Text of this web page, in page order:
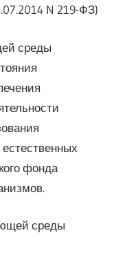
N 219-ФЗ)
среды
фонда
среды